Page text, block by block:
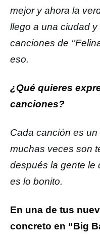
mejor y ahora la
llego a una ciudad
canciones de
eso.
¿Qué quieres
canciones?
Cada canción es
muchas veces son
después la gente le
es lo bonito.
En una de tus
concreto en “Big